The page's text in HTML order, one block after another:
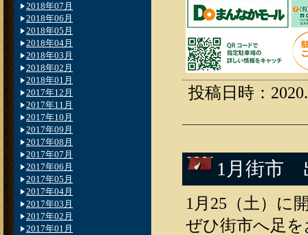
投稿日時：
1月街市
1月25（土）に
ぜひ街市へ足
2018年07月
2018年06月
2018年05月
2018年04月
2018年03月
2018年02月
2018年01月
2017年12月
2017年11月
2017年10月
2017年09月
2017年08月
2017年07月
2017年06月
2017年05月
2017年04月
2017年03月
2017年02月
2017年01月